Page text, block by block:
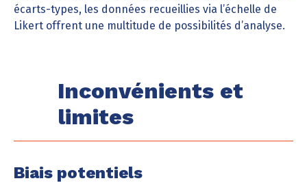
écarts-types, les données recueillies via l’échelle de
Likert offrent une multitude de possibilités d’analyse.
Inconvénients et
limites
Biais potentiels